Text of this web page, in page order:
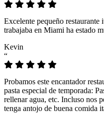
Excelente pequeño
trabajaba en Miami ha estado
Kevin
“
Probamos este encantador
pasta especial de temporada:
rellenar agua, etc. Incluso nos
tenga antojo de buena comida